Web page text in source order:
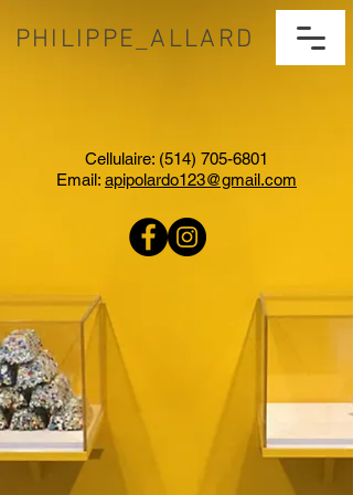
PHILIPPE_ALLARD
Cellulaire: (514) 705-6801
Email: apipolardo123@gmail.com